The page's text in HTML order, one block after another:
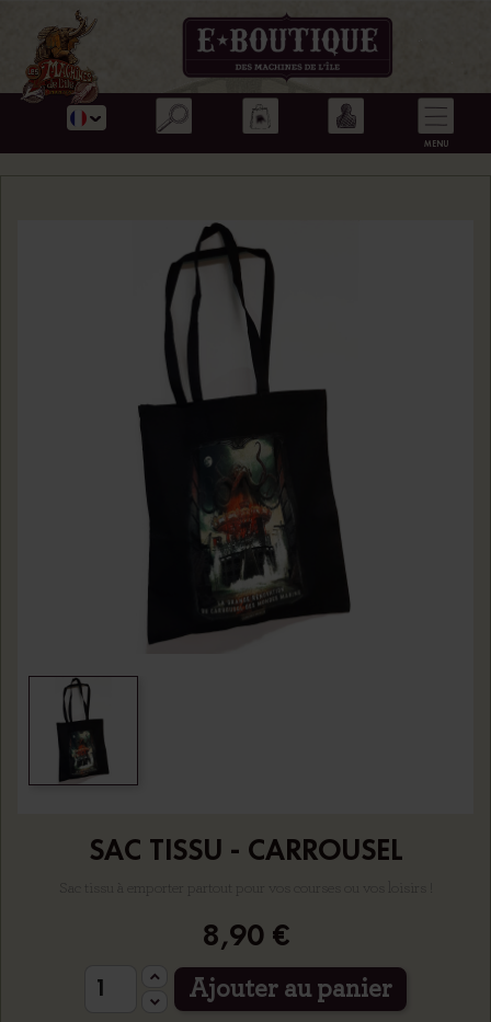
SAC TISSU - CARROUSEL
Sac tissu à emporter partout pour vos courses ou vos loisirs !
8,90 €
Ajouter au panier